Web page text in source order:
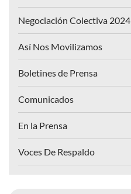
Negociación Colectiva 2024
Así Nos Movilizamos
Boletines de Prensa
Comunicados
En la Prensa
Voces De Respaldo